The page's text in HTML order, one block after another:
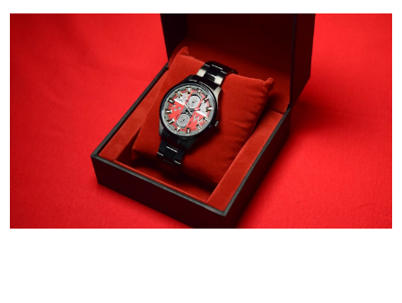
日本モバイルゲーム産業史
日本のモバイルゲーム史における主要なトピック・タイト
ルを網羅するほか、開発者へのインタビューや識者による
解説を掲載。約20年の歴史が一望できる決定版！
若ゲのいたり〜ゲームクリエイターの青春〜
『うつヌケ』『ペンと箸』等で知られるマンガ家・田中圭
一先生によるゲーム業界レポートマンガです。
なんでゲームは面白い？
ゲーム開発者・hamatsu氏がゲームの魅力を画面や操作の
具体的な形から解き明かしていく、硬派で骨太な評論連載